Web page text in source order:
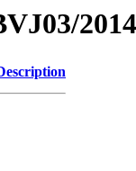
2014